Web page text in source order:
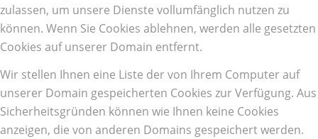
zulassen, um unsere Dienste vollumfänglich nutzen zu
können. Wenn Sie Cookies ablehnen, werden alle gesetzten
Cookies auf unserer Domain entfernt.
Wir stellen Ihnen eine Liste der von Ihrem Computer auf
unserer Domain gespeicherten Cookies zur Verfügung. Aus
Sicherheitsgründen können wie Ihnen keine Cookies
anzeigen, die von anderen Domains gespeichert werden.